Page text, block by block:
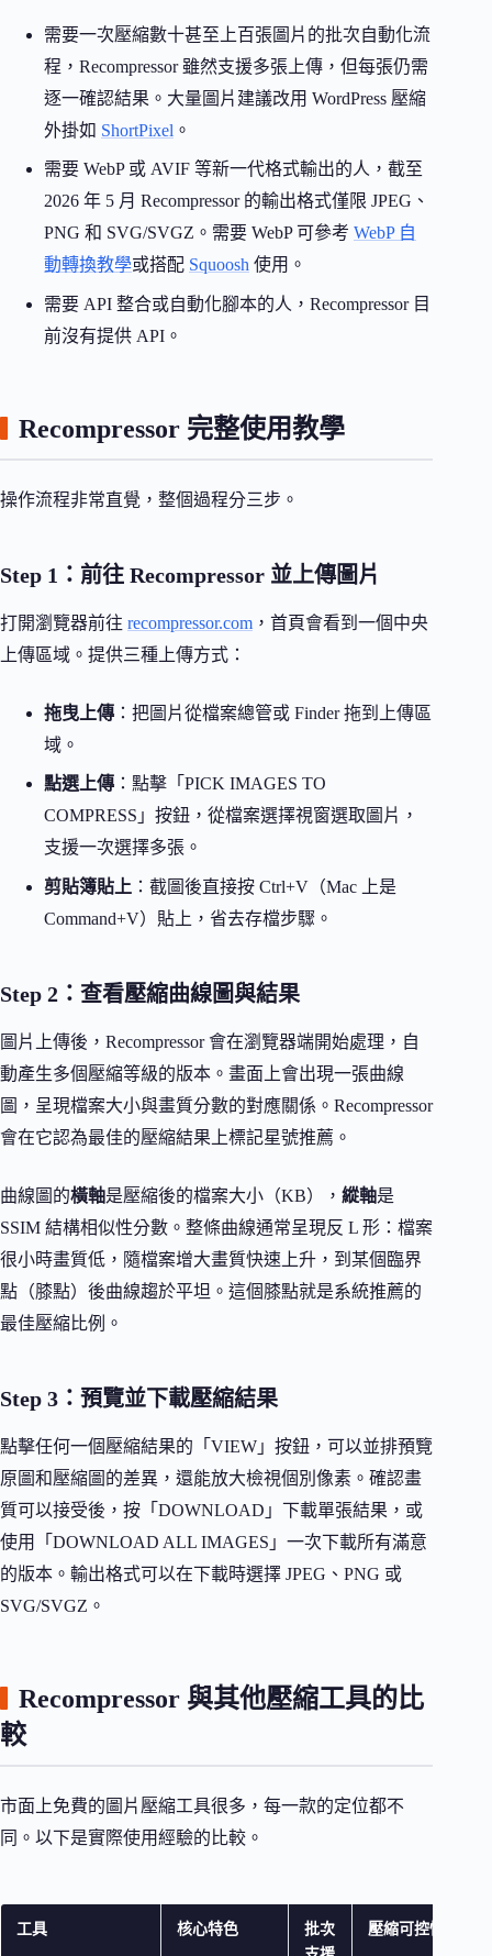
需要一次壓縮數十甚至上百張圖片的批次自動化流
程，Recompressor 雖然支援多張上傳，但每張仍需
逐一確認結果。大量圖片建議改用 WordPress 壓縮
外掛如 ShortPixel 。
需要 WebP 或 AVIF 等新一代格式輸出的人，截至
2026 年 5 月 Recompressor 的輸出格式僅限 JPEG、
PNG 和 SVG/SVGZ。需要 WebP 可參考 WebP 自
動轉換教學或搭配 Squoosh 使用。
需要 API 整合或自動化腳本的人，Recompressor 目
前沒有提供 API。
Recompressor 完整使用教學
操作流程非常直覺，整個過程分三步。
Step 1：前往 Recompressor 並上傳圖片
打開瀏覽器前往 recompressor.com ，首頁會看到一個中央
上傳區域。提供三種上傳方式：
拖曳上傳 ：把圖片從檔案總管或 Finder 拖到上傳區
域。
點選上傳 ：點擊「PICK IMAGES TO
COMPRESS」按鈕，從檔案選擇視窗選取圖片，
支援一次選擇多張。
剪貼簿貼上 ：截圖後直接按 Ctrl+V（Mac 上是
Command+V）貼上，省去存檔步驟。
Step 2：查看壓縮曲線圖與結果
圖片上傳後，Recompressor 會在瀏覽器端開始處理，自
動產生多個壓縮等級的版本。畫面上會出現一張曲線
圖，呈現檔案大小與畫質分數的對應關係。Recompressor
會在它認為最佳的壓縮結果上標記星號推薦。
曲線圖的橫軸是壓縮後的檔案大小（KB）， 縱軸是
SSIM 結構相似性分數。整條曲線通常呈現反 L 形：檔案
很小時畫質低，隨檔案增大畫質快速上升，到某個臨界
點（膝點）後曲線趨於平坦。這個膝點就是系統推薦的
最佳壓縮比例。
Step 3：預覽並下載壓縮結果
點擊任何一個壓縮結果的「VIEW」按鈕，可以並排預覽
原圖和壓縮圖的差異，還能放大檢視個別像素。確認畫
質可以接受後，按「DOWNLOAD」下載單張結果，或
使用「DOWNLOAD ALL IMAGES」一次下載所有滿意
的版本。輸出格式可以在下載時選擇 JPEG、PNG 或
SVG/SVGZ。
Recompressor 與其他壓縮工具的比
較
市面上免費的圖片壓縮工具很多，每一款的定位都不
同。以下是實際使用經驗的比較。
工具 核心特色
批次
壓縮可控性